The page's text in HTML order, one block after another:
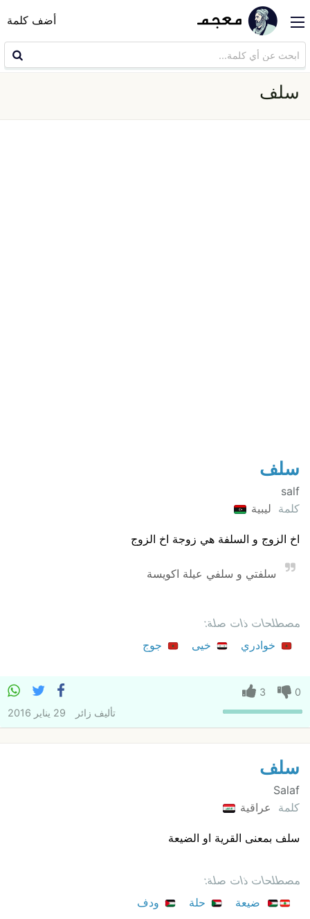
أضف كلمة
سلف
سلف
salf
كلمة ليبية
اخ الزوج و السلفة هي زوجة اخ الزوج
سلفتي و سلفي عيلة اكويسة
مصطلحات ذات صلة:
خوادري
خيى جوج
0
3
تأليف زائر 29 يناير 2016
سلف
Salaf
كلمة
عراقية
سلف بمعنى القرية او الضيعة
مصطلحات ذات صلة:
ضيعة
حلة ودف